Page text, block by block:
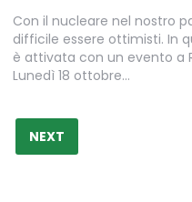
Con il nucleare nel nostro
difficile essere ottimisti. In
è attivata con un evento a
Lunedì 18 ottobre…
NEXT